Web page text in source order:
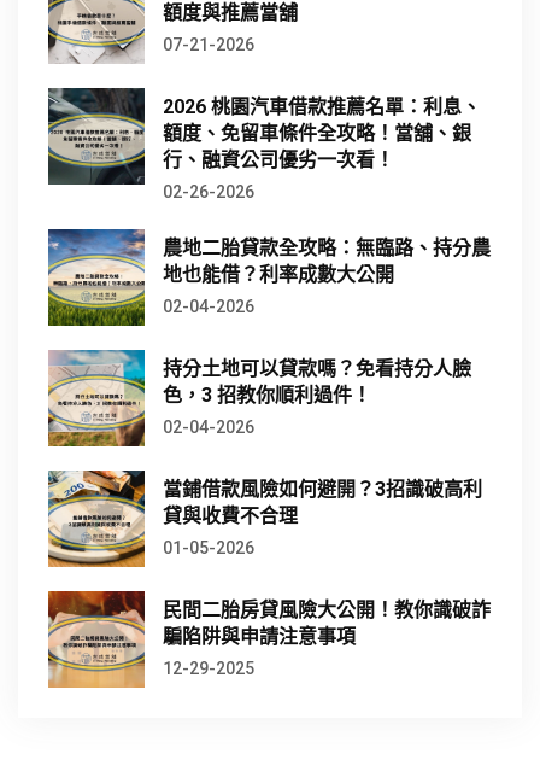
額度與推薦當舖
07-21-2026
2026 桃園汽車借款推薦名單：利息、
額度、免留車條件全攻略！當舖、銀
行、融資公司優劣一次看！
02-26-2026
農地二胎貸款全攻略：無臨路、持分農
地也能借？利率成數大公開
02-04-2026
持分土地可以貸款嗎？免看持分人臉
色，3 招教你順利過件！
02-04-2026
當鋪借款風險如何避開？3招識破高利
貸與收費不合理
01-05-2026
民間二胎房貸風險大公開！教你識破詐
騙陷阱與申請注意事項
12-29-2025